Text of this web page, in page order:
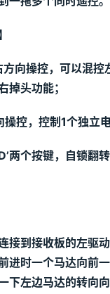
向操控，可以混控
掉头功能；
控，控制1个独立
两个按键，自锁
接到接收板的左驱
进时一个马达向前
下左边马达的转向